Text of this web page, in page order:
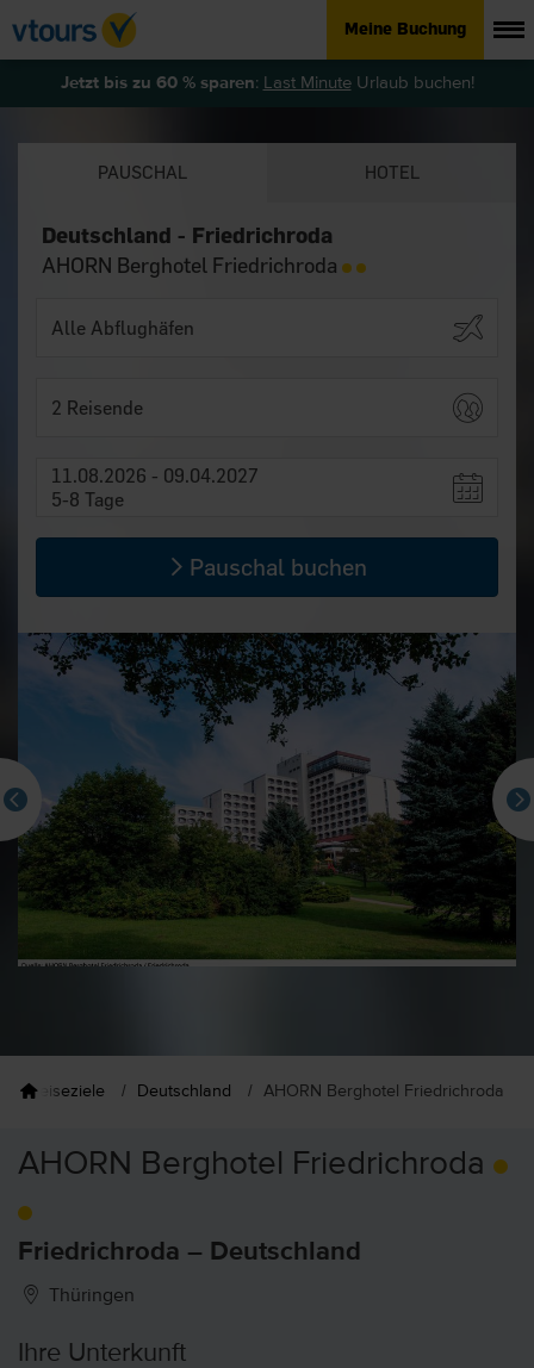
Meine Buchung
Jetzt bis zu 60 % sparen: Last MinuteUrlaub buchen!
PAUSCHAL HOTEL
Deutschland - Friedrichroda
AHORN Berghotel Friedrichroda
2 Reisende
11.08.2026 - 09.04.2027
5-8 Tage
Pauschal buchen
Reiseziele Deutschland AHORN Berghotel Friedrichroda
AHORN Berghotel Friedrichroda
Friedrichroda – Deutschland
Thüringen
Ihre Unterkunft